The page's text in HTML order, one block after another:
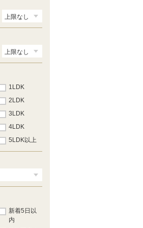
1LDK
2LDK
3LDK
4LDK
5LDK以上
新着5日以
内